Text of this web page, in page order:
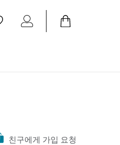
친구에게 가입 요청